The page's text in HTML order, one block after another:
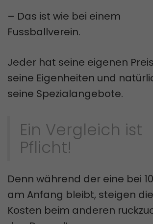
– Das ist wie bei einem
Fussballverein.
Jeder hat seine eigenen
seine Eigenheiten und
seine Spezialangebote.
Ein Vergleich ist
Pflicht!
Denn während der eine bei
am Anfang bleibt, steigen die
Kosten beim anderen